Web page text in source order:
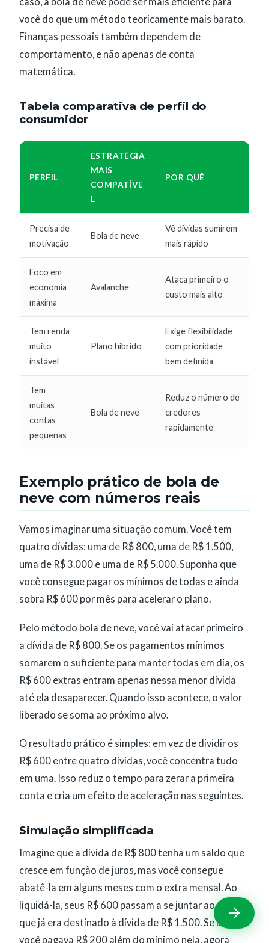
você do que um método teoricamente mais barato.
Finanças pessoais também dependem de
comportamento, e não apenas de conta
matemática.
Tabela comparativa de perfil do
consumidor
PERFIL
ESTRATÉGIA
MAIS
COMPATÍVE
L
POR QUÊ
Precisa de
motivação
Bola de neve
Vê dívidas sumirem
mais rápido
Foco em
economia
máxima
Avalanche
Ataca primeiro o
custo mais alto
Tem renda
muito
instável
Plano híbrido
Exige flexibilidade
com prioridade
bem definida
Tem
muitas
contas
pequenas
Bola de neve
Reduz o número de
credores
rapidamente
Exemplo prático de bola de
neve com números reais
Vamos imaginar uma situação comum. Você tem
quatro dívidas: uma de R$ 800, uma de R$ 1.500,
uma de R$ 3.000 e uma de R$ 5.000. Suponha que
você consegue pagar os mínimos de todas e ainda
sobra R$ 600 por mês para acelerar o plano.
Pelo método bola de neve, você vai atacar primeiro
a dívida de R$ 800. Se os pagamentos mínimos
somarem o suficiente para manter todas em dia, os
R$ 600 extras entram apenas nessa menor dívida
até ela desaparecer. Quando isso acontece, o valor
liberado se soma ao próximo alvo.
O resultado prático é simples: em vez de dividir os
R$ 600 entre quatro dívidas, você concentra tudo
em uma. Isso reduz o tempo para zerar a primeira
conta e cria um efeito de aceleração nas seguintes.
Simulação simplificada
Imagine que a dívida de R$ 800 tenha um saldo que
cresce em função de juros, mas você consegue
abatê-la em alguns meses com o extra mensal. Ao
liquidá-la, seus R$ 600 passam a se juntar ao valor
que já era destinado à dívida de R$ 1.500. Se antes
você pagava R$ 200 além do mínimo nela, agora